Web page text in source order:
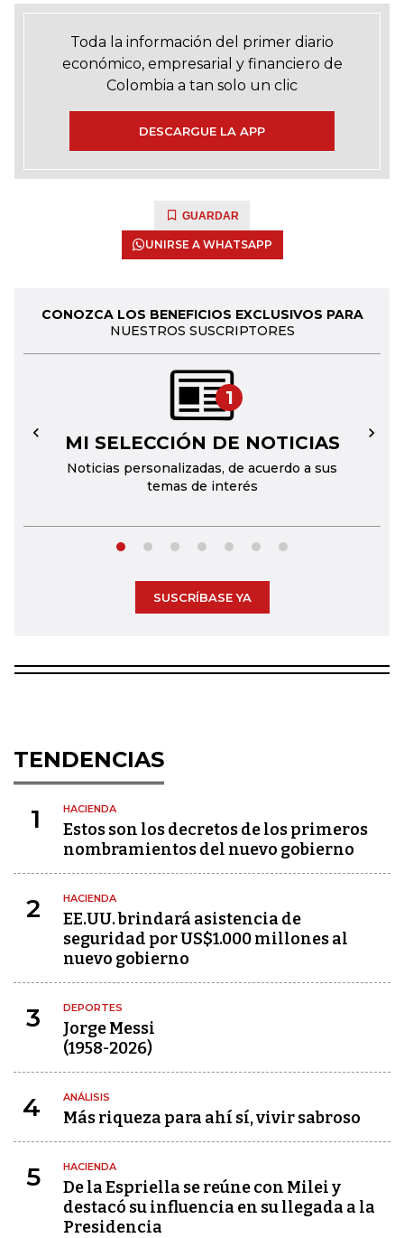
Toda la información del primer diario
económico, empresarial y financiero de
Colombia a tan solo un clic
DESCARGUE LA APP
GUARDAR
UNIRSE A WHATSAPP
CONOZCA LOS BENEFICIOS EXCLUSIVOS PARA
NUESTROS SUSCRIPTORES
1
MI SELECCIÓN DE NOTICIAS
Noticias personalizadas, de acuerdo a sus
temas de interés
← →
SUSCRÍBASE YA
TENDENCIAS
1 HACIENDA
Estos son los decretos de los primeros
nombramientos del nuevo gobierno
2 HACIENDA
EE.UU. brindará asistencia de
seguridad por US$1.000 millones al
nuevo gobierno
3 DEPORTES
Jorge Messi
(1958-2026)
4 ANÁLISIS
Más riqueza para ahí sí, vivir sabroso
5 HACIENDA
De la Espriella se reúne con Milei y
destacó su influencia en su llegada a la
Presidencia